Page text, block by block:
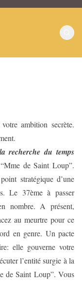
ambition secrète.
recherche du temps
de Saint Loup”.
stratégique d’une
Le 37ème à passer
nombre. A présent,
au meurtre pour ce
en genre. Un pacte
elle gouverne votre
l’entité surgie à la
de Saint Loup”. Vous